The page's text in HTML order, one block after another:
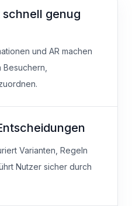
genug
und AR machen
Varianten, Regeln
Nutzer sicher durch